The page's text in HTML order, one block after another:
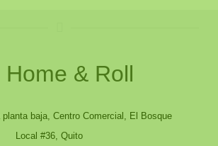
Home & Roll
baja, Centro Comercial, El Bosque
Local #36, Quito